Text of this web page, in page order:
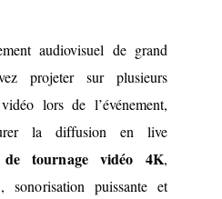
audiovisuel de grand
projeter sur plusieurs
lors de l’événement,
la diffusion en live
de tournage vidéo 4K,
sonorisation puissante et